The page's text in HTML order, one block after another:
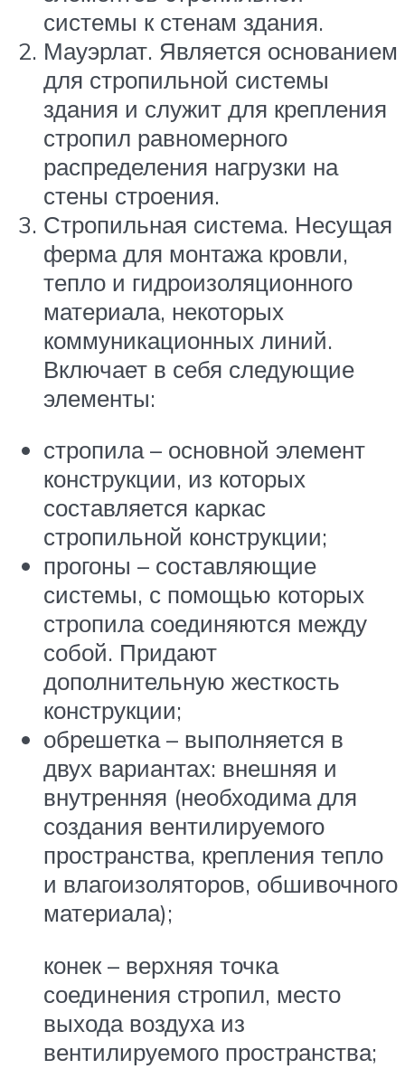
системы к стенам здания.
Мауэрлат. Является основанием
для стропильной системы
здания и служит для крепления
стропил равномерного
распределения нагрузки на
стены строения.
Стропильная система. Несущая
ферма для монтажа кровли,
тепло и гидроизоляционного
материала, некоторых
коммуникационных линий.
Включает в себя следующие
элементы:
стропила – основной элемент
конструкции, из которых
составляется каркас
стропильной конструкции;
прогоны – составляющие
системы, с помощью которых
стропила соединяются между
собой. Придают
дополнительную жесткость
конструкции;
обрешетка – выполняется в
двух вариантах: внешняя и
внутренняя (необходима для
создания вентилируемого
пространства, крепления тепло
и влагоизоляторов, обшивочного
материала);
конек – верхняя точка
соединения стропил, место
выхода воздуха из
вентилируемого пространства;